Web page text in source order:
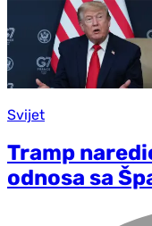
Svijet
Tramp
odnosa sa